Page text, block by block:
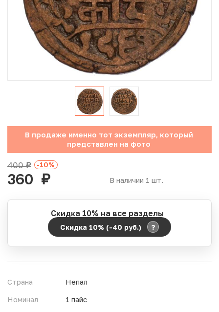
Юбилейные монеты Банка России (с 1999 года)
Памятные и инвестиционные монеты СССР и России
Иностранные монеты
Неофициальные выпуски монет (Unusual)
Античные и средневековые монеты
Наборы монет
Инвестиционные монеты
В продаже именно тот экземпляр, который
представлен на фото
В наличии 1 шт.
400руб. -10%
360 руб.
Скидка 10% на все разделы
Скидка 10% (-40 руб.) ?
Период действия акции:
1дн. ч.
Страна
Непал
Номинал
1 пайс